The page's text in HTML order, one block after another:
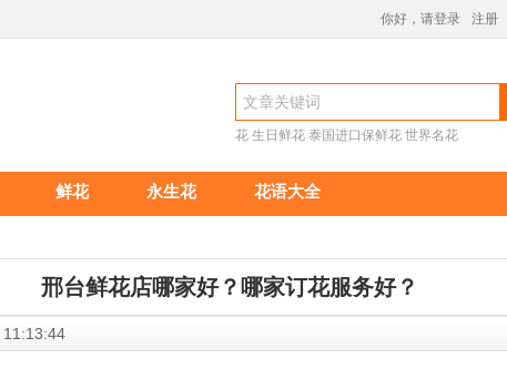
你好，请登录 注册
花 生日鲜花 泰国进口保鲜花 世界名花
鲜花 永生花 花语大全
邢台鲜花店哪家好？哪家订花服务好？
11:13:44